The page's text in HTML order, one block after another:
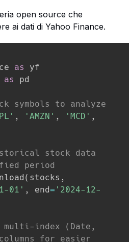
open source che
ai dati di Yahoo Finance.
as
as pd
symbols to analyze
, 'AMZN' , 'MCD' ,
stock data
period
( stocks ,
01' , end= '2024-12-
multi-index (Date,
for easier